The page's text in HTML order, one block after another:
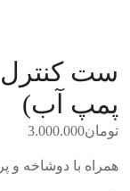
ست کنترل
پمپ آب)
تومان3.000.000
همراه با دوشاخه